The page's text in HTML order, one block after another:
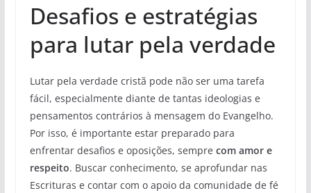
Desafios e estratégias
para lutar pela verdade
Lutar pela verdade cristã pode não ser uma tarefa
fácil, especialmente diante de tantas ideologias e
pensamentos contrários à mensagem do Evangelho.
Por isso, é importante estar preparado para
enfrentar desafios e oposições, sempre com amor e
respeito. Buscar conhecimento, se aprofundar nas
Escrituras e contar com o apoio da comunidade de fé